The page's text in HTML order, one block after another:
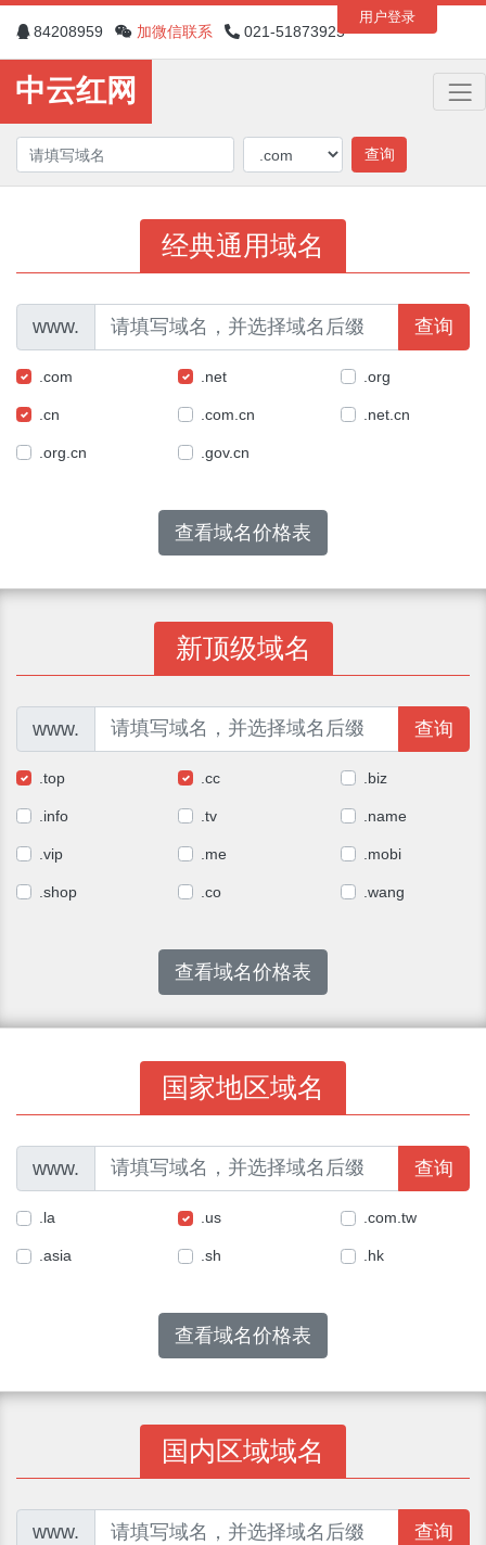
用户登录
84208959 加微信联系 021-51873925
中云红网
查询
经典通用域名
www. 查询
.com .net .org
.cn .com.cn .net.cn
.org.cn .gov.cn
查看域名价格表
新顶级域名
www. 查询
.top .cc .biz
.info .tv .name
.vip .me .mobi
.shop .co .wang
查看域名价格表
国家地区域名
www. 查询
.la .us .com.tw
.asia .sh .hk
查看域名价格表
国内区域域名
www. 查询